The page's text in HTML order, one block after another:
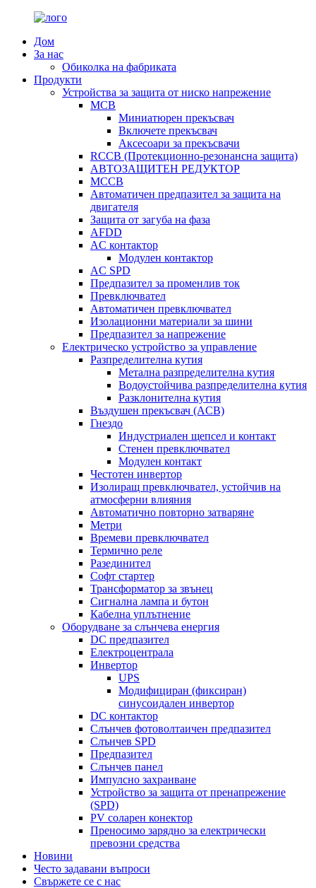
Дом
За нас
Обиколка на фабриката
Продукти
Устройства за защита от ниско напрежение
MCB
Миниатюрен прекъсвач
Включете прекъсвач
Аксесоари за прекъсвачи
RCCB (Протекционно-резонансна защита)
АВТОЗАЩИТЕН РЕДУКТОР
MCCB
Автоматичен предпазител за защита на
двигателя
Защита от загуба на фаза
AFDD
AC контактор
Модулен контактор
AC SPD
Предпазител за променлив ток
Превключвател
Автоматичен превключвател
Изолационни материали за шини
Предпазител за напрежение
Електрическо устройство за управление
Разпределителна кутия
Метална разпределителна кутия
Водоустойчива разпределителна кутия
Разклонителна кутия
Въздушен прекъсвач (ACB)
Гнездо
Индустриален щепсел и контакт
Стенен превключвател
Модулен контакт
Честотен инвертор
Изолиращ превключвател, устойчив на
атмосферни влияния
Автоматично повторно затваряне
Метри
Времеви превключвател
Термично реле
Разединител
Софт стартер
Трансформатор за звънец
Сигнална лампа и бутон
Кабелна уплътнение
Оборудване за слънчева енергия
DC предпазител
Електроцентрала
Инвертор
UPS
Модифициран (фиксиран)
синусоидален инвертор
DC контактор
Слънчев фотоволтаичен предпазител
Слънчев SPD
Предпазител
Слънчев панел
Импулсно захранване
Устройство за защита от пренапрежение
(SPD)
PV соларен конектор
Преносимо зарядно за електрически
превозни средства
Новини
Често задавани въпроси
Свържете се с нас